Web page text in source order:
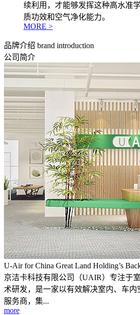
续利用，才能够发挥这种高水准
质功效和空气净化能力。
MORE >
品牌介绍 brand introduction
公司简介
U-Air for China Great Land Holding’s
京洁卡科技有限公司（UAIR）专注于
术研发，是一家以有效解决室内、车
服务商，集...
more